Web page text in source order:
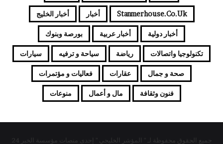
Stanmerhouse.co.uk أخبار أخبار الخليج
أخبار دولية أخبار عربية بورصة وبنوك
تكنولوجيا واتصالات رياضة سياحة و ترفيه سيارات
صحة و جمال عقارات فعاليات و مؤتمرات
فنون وثقافة مال و أعمال منوعات
جميع الحقوق محفوظة لـ " المؤشر الخليجي " إحدى منصات مؤسسة الخبر 24